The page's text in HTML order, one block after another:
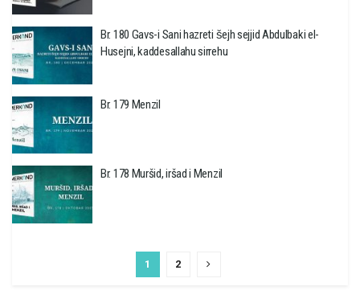
Br. 180 Gavs-i Sani hazreti šejh sejjid Abdulbaki el-
Husejni, kaddesallahu sirrehu
Br. 179 Menzil
Br. 178 Muršid, iršad i Menzil
1 2